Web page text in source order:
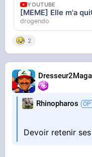
YOUTUBE
[MEME] Elle m'a
drogendo
2
Rhinopharos
Devoir retenir